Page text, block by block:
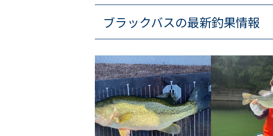
ブラックバスの最新釣果情報